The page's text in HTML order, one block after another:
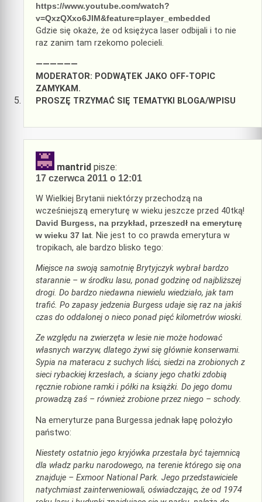
https://www.youtube.com/watch?
v=QxzQXxo6JlM&feature=player_embedded
Gdzie się okaże, że od księżyca laser odbijali i to nie
raz zanim tam rzekomo polecieli.
——————
MODERATOR: PODWĄTEK JAKO OFF-TOPIC
ZAMYKAM.
PROSZĘ TRZYMAĆ SIĘ TEMATYKI BLOGA/WPISU
mantrid pisze:
17 czerwca 2011 o 12:01
W Wielkiej Brytanii niektórzy przechodzą na
wcześniejszą emeryturę w wieku jeszcze przed 40tką!
David Burgess, na przykład, przeszedł na emeryturę
w wieku 37 lat. Nie jest to co prawda emerytura w
tropikach, ale bardzo blisko tego:
Miejsce na swoją samotnię Brytyjczyk wybrał bardzo
starannie – w środku lasu, ponad godzinę od najbliższej
drogi. Do bardzo niedawna niewielu wiedziało, jak tam
trafić. Po zapasy jedzenia Burgess udaje się raz na jakiś
czas do oddalonej o nieco ponad pięć kilometrów wioski.
Ze względu na zwierzęta w lesie nie może hodować
własnych warzyw, dlatego żywi się głównie konserwami.
Sypia na materacu z suchych liści, siedzi na zrobionych z
sieci rybackiej krzesłach, a ściany jego chatki zdobią
ręcznie robione ramki i półki na książki. Do jego domu
prowadzą zaś – również zrobione przez niego – schody.
Na emeryturze pana Burgessa jednak łapę położyło
państwo:
Niestety ostatnio jego kryjówka przestała być tajemnicą
dla władz parku narodowego, na terenie którego się ona
znajduje – Exmoor National Park. Jego przedstawiciele
natychmiast zainterweniowali, oświadczając, że od 1974